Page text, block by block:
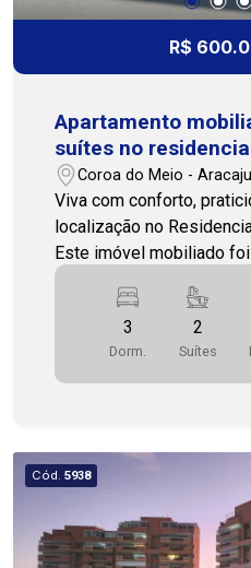
R$
Apartamento
suítes no
Coroa do Meio -
Viva com conforto,
localização no
Este imóvel mobiliado
proporcionar bem-estar
ambiente, ideal para
comodidade em uma
agradáveis da cidade.
posição solar Norte/
oferece um ambiente
distribuído, perfeito para
e convivência. A
conforto do imóvel,
3
Dorm.
2
Suítes
Cód. 5938